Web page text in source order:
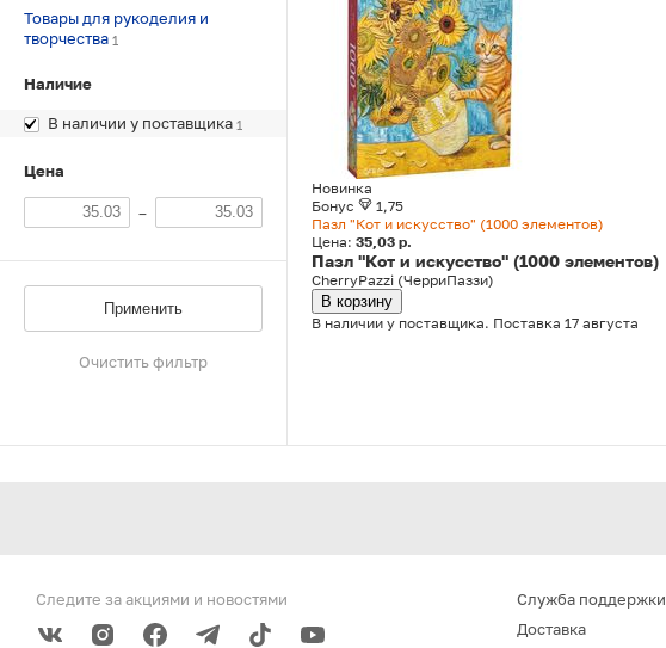
Товары для рукоделия и
творчества 1
Наличие
В наличии у поставщика 1
Цена
–
Применить
Очистить фильтр
Новинка
Бонус
1,75
Пазл "Кот и искусство" (1000 элементов)
Цена: 35,03 р.
Пазл "Кот и искусство" (1000 элементов)
CherryPazzi (ЧерриПаззи)
В корзину
В наличии у поставщика. Поставка 17 августа
Следите за акциями и новостями
Служба поддержки
Доставка